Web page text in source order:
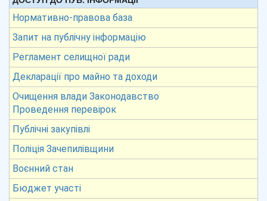
Нормативно-правова база
Запит на публічну інформацію
Регламент селищної ради
Декларації про майно та доходи
Очищення влади Законодавство
Проведення перевірок
Публічні закупівлі
Поліція Зачепилівщини
Воєнний стан
Бюджет участі